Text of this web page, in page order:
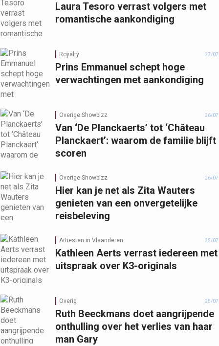
Laura Tesoro verrast volgers met
romantische aankondiging
Royalty 27/07
Prins Emmanuel schept hoge
verwachtingen met aankondiging
Overige Showbizz 26/07
Van ‘De Planckaerts’ tot ‘Château
Planckaert’: waarom de familie blijft
scoren
Overige Showbizz 26/07
Hier kan je net als Zita Wauters
genieten van een onvergetelijke
reisbeleving
Artiesten in Vlaanderen 25/07
Kathleen Aerts verrast iedereen met
uitspraak over K3-originals
Overig 25/07
Ruth Beeckmans doet aangrijpende
onthulling over het verlies van haar
man Gary